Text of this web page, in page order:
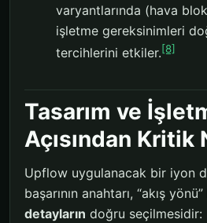
varyantlarında (hava
işletme gereksinimleri
tercihlerini etkiler.[8]
Tasarım ve
Açısından Kritik
Upflow uygulanacak bir iyon
başarının anahtarı, “akış
detayların doğru seçilmesidir: